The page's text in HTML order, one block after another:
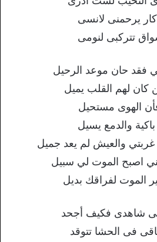
يرحمنى لانسى
تتركبى لنومى
فقد حان موعد الرحيل
كان لهم القلب يميل
الهوى مستحيل
باكية والدمع يسيل
والعيش لم يعد جميل
اصبح الموت لي سبيل
الموت لفراقك بديل
شاهدى فكيف أجحد
فى الحشا تتوقد